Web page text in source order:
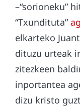
–“sorioneku”
“Txundituta”
elkarteko
dituzu urteak
zitezkeen
inportantea
dizu kristo